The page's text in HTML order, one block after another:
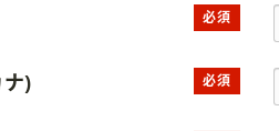
必須
) 必須